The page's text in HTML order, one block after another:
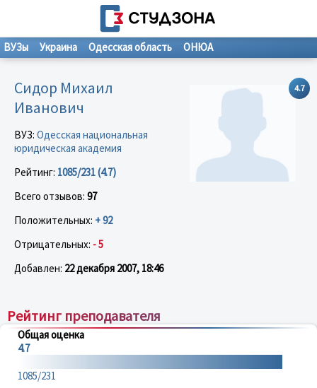
ВУЗы Украина Одесская область ОНЮА
4.7
Сидор Михаил
Иванович
ВУЗ: Одесская национальная
юридическая академия
Рейтинг: 1085/231 (4.7)
Всего отзывов: 97
Положительных: + 92
Отрицательных: - 5
Добавлен: 22 декабря 2007, 18:46
Рейтинг преподавателя
Общая оценка
4.7
1085/231